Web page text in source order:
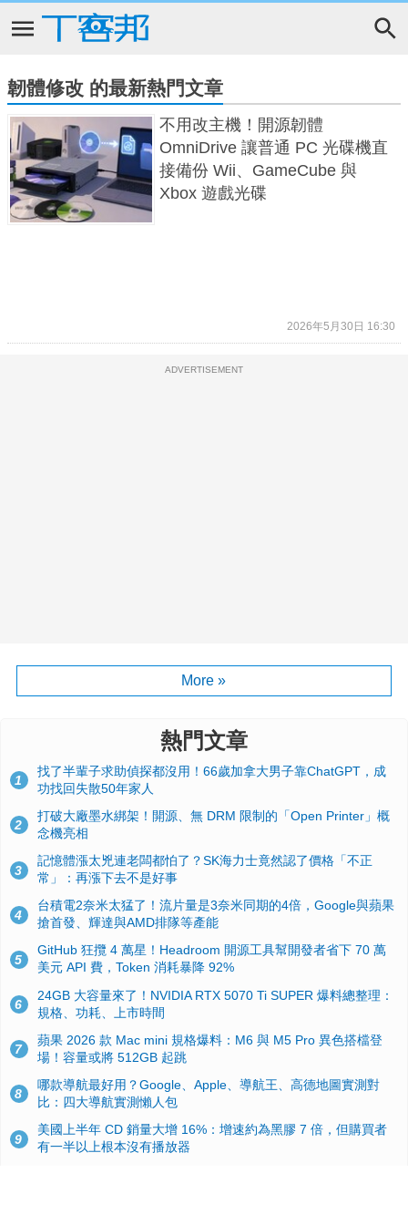
韌體修改 的最新熱門文章
不用改主機！開源韌體
OmniDrive 讓普通 PC 光碟機直
接備份 Wii、GameCube 與
Xbox 遊戲光碟
2026年5月30日 16:30
ADVERTISEMENT
More »
熱門文章
1
找了半輩子求助偵探都沒用！66歲加拿大男子靠ChatGPT，成
功找回失散50年家人
2
打破大廠墨水綁架！開源、無 DRM 限制的「Open Printer」概
念機亮相
3
記憶體漲太兇連老闆都怕了？SK海力士竟然認了價格「不正
常」：再漲下去不是好事
4
台積電2奈米太猛了！流片量是3奈米同期的4倍，Google與蘋果
搶首發、輝達與AMD排隊等產能
5
GitHub 狂攬 4 萬星！Headroom 開源工具幫開發者省下 70 萬
美元 API 費，Token 消耗暴降 92%
6
24GB 大容量來了！NVIDIA RTX 5070 Ti SUPER 爆料總整理：
規格、功耗、上市時間
7
蘋果 2026 款 Mac mini 規格爆料：M6 與 M5 Pro 異色搭檔登
場！容量或將 512GB 起跳
8
哪款導航最好用？Google、Apple、導航王、高德地圖實測對
比：四大導航實測懶人包
9
美國上半年 CD 銷量大增 16%：增速約為黑膠 7 倍，但購買者
有一半以上根本沒有播放器